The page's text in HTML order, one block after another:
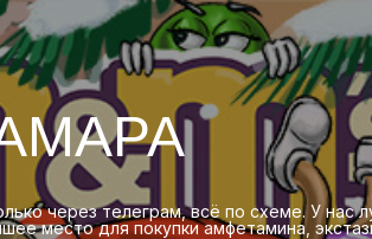
через телеграм, всё по схеме. У нас
место для покупки амфетамина,